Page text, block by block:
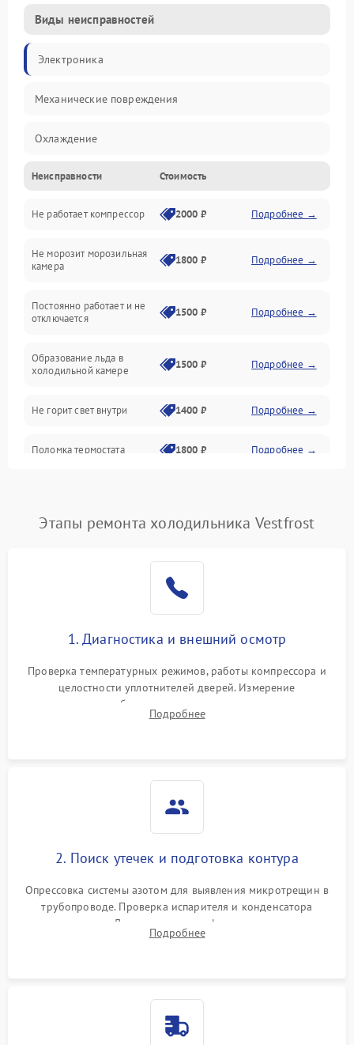
Виды неисправностей
Электроника
Механические повреждения
Охлаждение
Механика
Электропитание
Дренаж
Неисправности Стоимость
Не работает компрессор 2000 ₽ Подробнее →
Не морозит морозильная
камера
1800 ₽ Подробнее →
Постоянно работает и не
отключается
1500 ₽ Подробнее →
Образование льда в
холодильной камере
1500 ₽ Подробнее →
Не горит свет внутри 1400 ₽ Подробнее →
Поломка термостата 1800 ₽ Подробнее →
Поломка системы No Frost 2600 ₽ Подробнее →
работе
2000 ₽ Подробнее →
1000 ₽
1800 ₽
Этапы ремонта холодильника Vestfrost
1. Диагностика и внешний осмотр
Проверка температурных режимов, работы компрессора и
целостности уплотнителей дверей. Измерение
сопротивления обмоток мотора, проверка термостата и
считывание кодов ошибок с электронного дисплея.
Подробнее
2. Поиск утечек и подготовка контура
Опрессовка системы азотом для выявления микротрещин в
трубопроводе. Проверка испарителя и конденсатора
течеискателем. Демонтаж старого фильтра-осушителя и
продувка капиллярной трубки для устранения засоров.
Подробнее